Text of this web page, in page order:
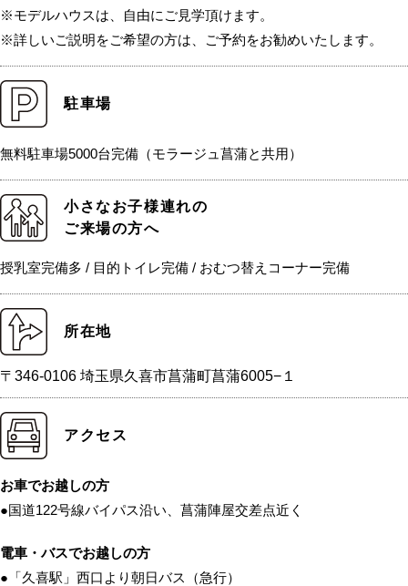
※モデルハウスは、自由にご見学頂けます。
※詳しいご説明をご希望の方は、ご予約をお勧めいたします。
駐車場
無料駐車場5000台完備（モラージュ菖蒲と共用）
小さなお子様連れの
ご来場の方へ
授乳室完備多 / 目的トイレ完備 / おむつ替えコーナー完備
所在地
〒346-0106 埼玉県久喜市菖蒲町菖蒲6005−１
アクセス
お車でお越しの方
●国道122号線バイパス沿い、菖蒲陣屋交差点近く
電車・バスでお越しの方
●「久喜駅」西口より朝日バス（急行）